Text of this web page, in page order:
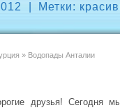
Метки:
» Водопады Анталии
друзья! Сегодня